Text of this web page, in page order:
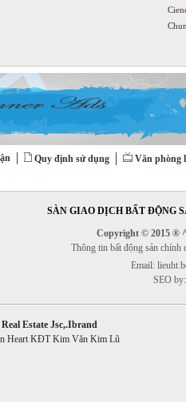
Quy định sử dụng Văn phòng
SÀN GIAO DỊCH BẤT ĐỘNG
Copyright © 2015 ®
Thông tin bất động sản
Email:
SEO
Estate Jsc,.Ibrand
Heart KĐT Kim Văn Kim Lũ